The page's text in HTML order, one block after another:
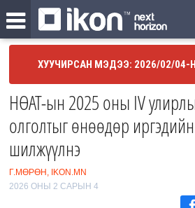
ХУУЧИРСАН МЭДЭЭ: 2026/02/
НӨАТ-ын 2025 оны IV
олголтыг өнөөдөр
шилжүүлнэ
Г.МӨРӨН, IKON.MN
2026 ОНЫ 2 САРЫН 4